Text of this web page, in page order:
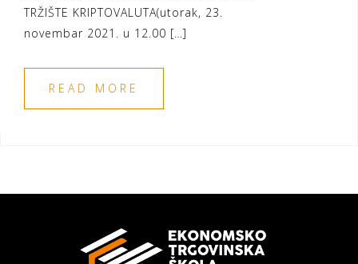
TRŽIŠTE KRIPTOVALUTA(utorak, 23.
novembar 2021. u 12.00 […]
READ MORE